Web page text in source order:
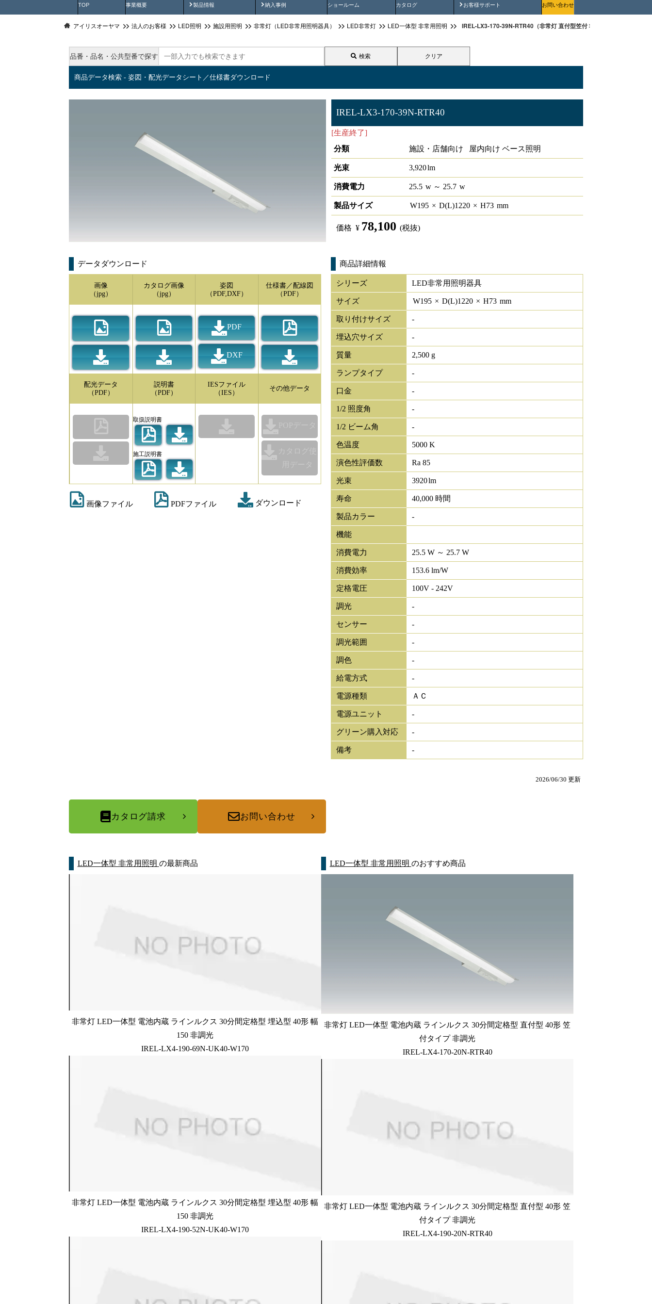
TOP 事業概要 製品情報
製品動画 納入事例
納入事例動画 ショールーム カタログ お客様サポート
安全にご使用いただくためにお問い合わせ
アイリスオーヤマ 法人のお客様 LED照明 施設用照明 非常灯（LED非常用照明器具） LED非常灯 LED一体型 非常用照明 IREL-LX3-170-39N-RTR40（非常灯 直付型笠付 非調光 40形 ）
品番・品名・公共型番で探す 検索 クリア
商品データ検索 - 姿図・配光データシート／仕様書ダウンロード
IREL-LX3-170-39N-RTR40
[生産終了]
分類
施設・店舗向け 屋内向け ベース照明
光束 3,920lm
消費電力 25.5 w ～ 25.7 w
製品サイズ W195 × D(L)1220 × H73 mm
価格 ¥ 78,100 (税抜)
データダウンロード
画像
（jpg）
カタログ画像
（jpg）
姿図
（PDF,DXF）
PDF
DXF
仕様書／配線図
（PDF）
配光データ
（PDF）
説明書
（PDF）
取扱説明書
施工説明書
IESファイル
（IES）
その他データ
POPデータ
カタログ使
用データ
画像ファイル PDFファイル ダウンロード
商品詳細情報
シリーズ LED非常用照明器具
サイズ W195 × D(L)1220 × H73 mm
取り付けサイズ -
埋込穴サイズ -
質量 2,500 g
ランプタイプ -
口金 -
1/2 照度角 -
1/2 ビーム角 -
色温度 5000 K
演色性評価数 Ra 85
光束 3920lm
寿命 40,000 時間
製品カラー -
機能
消費電力 25.5 W ～ 25.7 W
消費効率 153.6 lm/W
定格電圧 100V - 242V
調光 -
センサー -
調光範囲 -
調色 -
給電方式 -
電源種類 ＡＣ
電源ユニット -
グリーン購入対応 -
備考 -
2026/06/30 更新
カタログ請求 お問い合わせ
LED一体型 非常用照明 の最新商品
非常灯 LED一体型 電池内蔵 ラインルクス 30分間定格型 埋込型 40形 幅
150 非調光
IREL-LX4-190-69N-UK40-W170
非常灯 LED一体型 電池内蔵 ラインルクス 30分間定格型 埋込型 40形 幅
150 非調光
IREL-LX4-190-52N-UK40-W170
LED一体型 非常用照明 のおすすめ商品
非常灯 LED一体型 電池内蔵 ラインルクス 30分間定格型 直付型 40形 笠
付タイプ 非調光
IREL-LX4-170-20N-RTR40
非常灯 LED一体型 電池内蔵 ラインルクス 30分間定格型 直付型 40形 笠
付タイプ 非調光
IREL-LX4-190-20N-RTR40